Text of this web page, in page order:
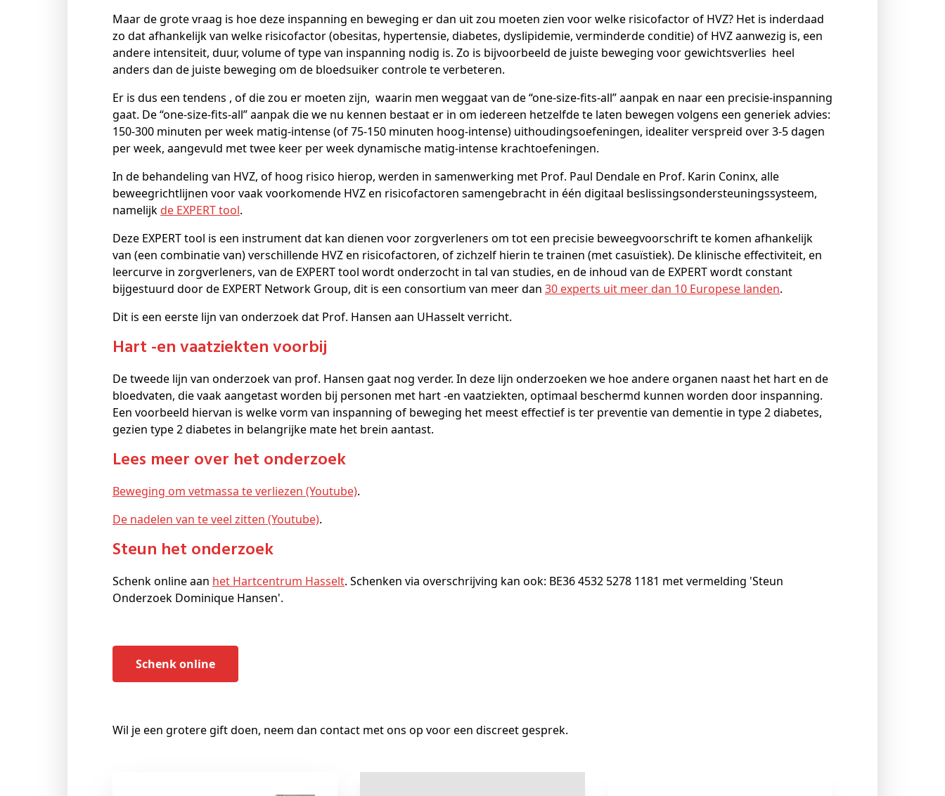
Maar de grote vraag is hoe deze inspanning en beweging er dan uit zou moeten zien voor welke risicofactor of HVZ? Het is inderdaad
zo dat afhankelijk van welke risicofactor (obesitas, hypertensie, diabetes, dyslipidemie, verminderde conditie) of HVZ aanwezig is, een
andere intensiteit, duur, volume of type van inspanning nodig is. Zo is bijvoorbeeld de juiste beweging voor gewichtsverlies heel
anders dan de juiste beweging om de bloedsuiker controle te verbeteren.
Er is dus een tendens , of die zou er moeten zijn, waarin men weggaat van de “one-size-fits-all” aanpak en naar een precisie-inspanning
gaat. De “one-size-fits-all” aanpak die we nu kennen bestaat er in om iedereen hetzelfde te laten bewegen volgens een generiek advies:
150-300 minuten per week matig-intense (of 75-150 minuten hoog-intense) uithoudingsoefeningen, idealiter verspreid over 3-5 dagen
per week, aangevuld met twee keer per week dynamische matig-intense krachtoefeningen.
In de behandeling van HVZ, of hoog risico hierop, werden in samenwerking met Prof. Paul Dendale en Prof. Karin Coninx, alle
beweegrichtlijnen voor vaak voorkomende HVZ en risicofactoren samengebracht in één digitaal beslissingsondersteuningssysteem,
namelijk de EXPERT tool.
Deze EXPERT tool is een instrument dat kan dienen voor zorgverleners om tot een precisie beweegvoorschrift te komen afhankelijk
van (een combinatie van) verschillende HVZ en risicofactoren, of zichzelf hierin te trainen (met casuïstiek). De klinische effectiviteit, en
leercurve in zorgverleners, van de EXPERT tool wordt onderzocht in tal van studies, en de inhoud van de EXPERT wordt constant
bijgestuurd door de EXPERT Network Group, dit is een consortium van meer dan 30 experts uit meer dan 10 Europese landen.
Dit is een eerste lijn van onderzoek dat Prof. Hansen aan UHasselt verricht.
Hart -en vaatziekten voorbij
De tweede lijn van onderzoek van prof. Hansen gaat nog verder. In deze lijn onderzoeken we hoe andere organen naast het hart en de
bloedvaten, die vaak aangetast worden bij personen met hart -en vaatziekten, optimaal beschermd kunnen worden door inspanning.
Een voorbeeld hiervan is welke vorm van inspanning of beweging het meest effectief is ter preventie van dementie in type 2 diabetes,
gezien type 2 diabetes in belangrijke mate het brein aantast.
Lees meer over het onderzoek
Beweging om vetmassa te verliezen (Youtube).
De nadelen van te veel zitten (Youtube).
Steun het onderzoek
Schenk online aan het Hartcentrum Hasselt. Schenken via overschrijving kan ook: BE36 4532 5278 1181 met vermelding 'Steun
Onderzoek Dominique Hansen'.
Schenk online
Wil je een grotere gift doen, neem dan contact met ons op voor een discreet gesprek.